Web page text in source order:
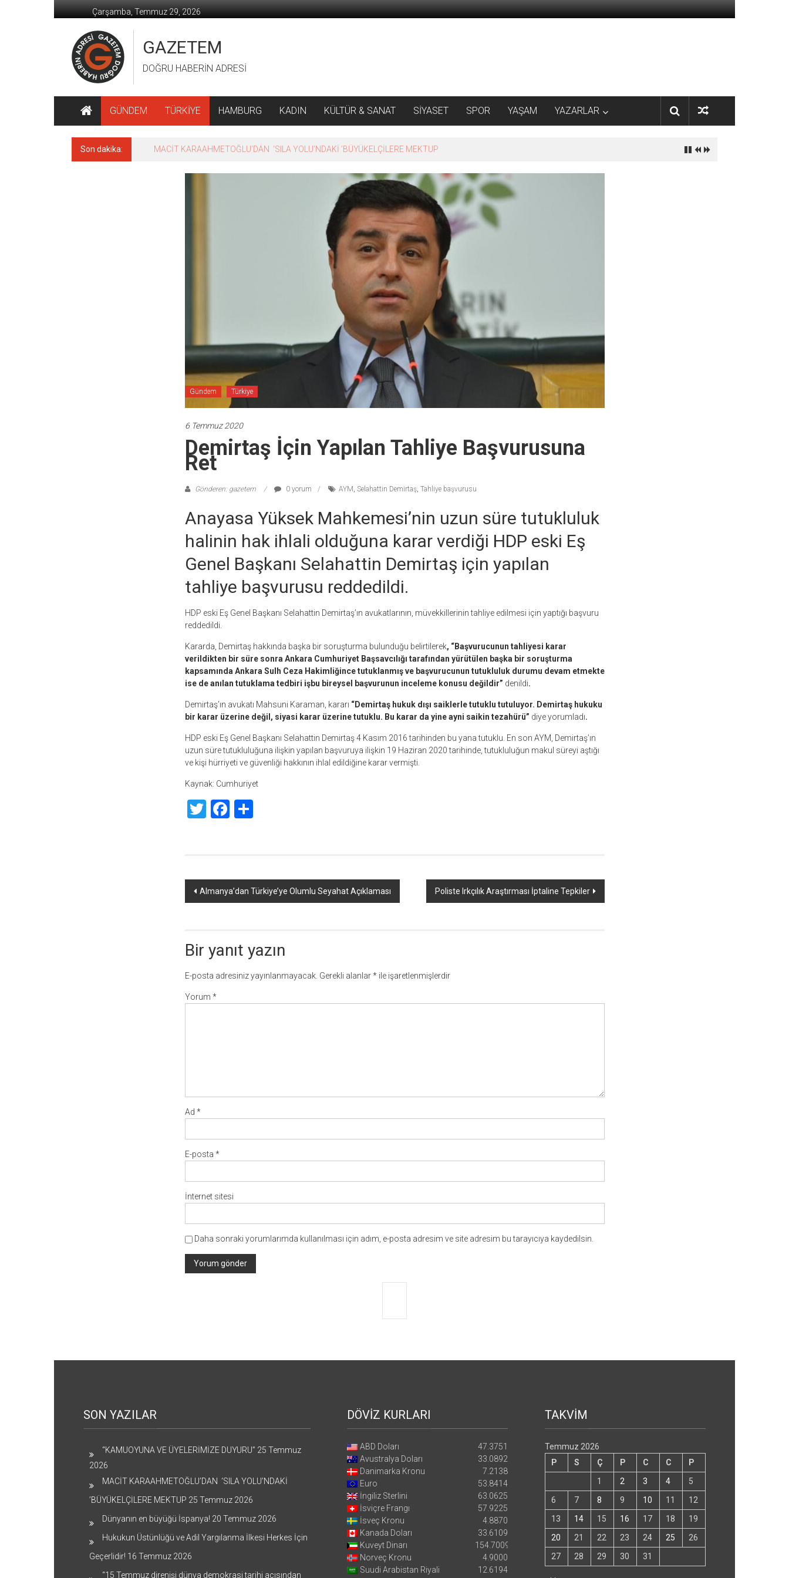
geç
Çarşamba, Temmuz 29, 2026
GAZETEM
DOĞRU HABERİN ADRESİ
GÜNDEM TÜRKİYE HAMBURG KADIN KÜLTÜR & SANAT SİYASET SPOR YAŞAM YAZARLAR
Son dakika: MACİT KARAAHMETOĞLU’DAN ‘SILA YOLU’NDAKİ ’BÜYÜKELÇİLERE MEKTUP
Gündem Türkiye
6 Temmuz 2020
Demirtaş İçin Yapılan Tahliye Başvurusuna
Ret
Gönderen: gazetem 0 yorum AYM, Selahattin Demirtaş, Tahliye başvurusu
Anayasa Yüksek Mahkemesi’nin uzun süre tutukluluk
halinin hak ihlali olduğuna karar verdiği HDP eski Eş
Genel Başkanı Selahattin Demirtaş için yapılan
tahliye başvurusu reddedildi.
HDP eski Eş Genel Başkanı Selahattin Demirtaş’ın avukatlarının, müvekkillerinin tahliye edilmesi için yaptığı başvuru
reddedildi.
Kararda, Demirtaş hakkında başka bir soruşturma bulunduğu belirtilerek, “Başvurucunun tahliyesi karar
verildikten bir süre sonra Ankara Cumhuriyet Başsavcılığı tarafından yürütülen başka bir soruşturma
kapsamında Ankara Sulh Ceza Hakimliğince tutuklanmış ve başvurucunun tutukluluk durumu devam etmekte
ise de anılan tutuklama tedbiri işbu bireysel başvurunun inceleme konusu değildir” denildi.
Demirtaş’ın avukatı Mahsuni Karaman, kararı “Demirtaş hukuk dışı saiklerle tutuklu tutuluyor. Demirtaş hukuku
bir karar üzerine değil, siyasi karar üzerine tutuklu. Bu karar da yine ayni saikin tezahürü” diye yorumladı.
HDP eski Eş Genel Başkanı Selahattin Demirtaş 4 Kasım 2016 tarihinden bu yana tutuklu. En son AYM, Demirtaş’ın
uzun süre tutukluluğuna ilişkin yapılan başvuruya ilişkin 19 Haziran 2020 tarihinde, tutukluluğun makul süreyi aştığı
ve kişi hürriyeti ve güvenliği hakkının ihlal edildiğine karar vermişti.
Kaynak: Cumhuriyet
TwitterFacebook
Share
Yazı
Almanya’dan Türkiye’ye Olumlu Seyahat Açıklaması Poliste Irkçılık Araştırması İptaline Tepkiler
Bir yanıt yazın
E-posta adresiniz yayınlanmayacak. Gerekli alanlar*ile işaretlenmişlerdir
Yorum *
Ad *
E-posta *
İnternet sitesi
Daha sonraki yorumlarımda kullanılması için adım, e-posta adresim ve site adresim bu tarayıcıya kaydedilsin.
SON YAZILAR
“KAMUOYUNA VE ÜYELERİMİZE DUYURU” 25 Temmuz
2026
MACİT KARAAHMETOĞLU’DAN ‘SILA YOLU’NDAKİ
’BÜYÜKELÇİLERE MEKTUP 25 Temmuz 2026
Dünyanın en büyüğü İspanya! 20 Temmuz 2026
Hukukun Üstünlüğü ve Adil Yargılanma İlkesi Herkes İçin
Geçerlidir! 16 Temmuz 2026
“15 Temmuz direnişi dünya demokrasi tarihi açısından
DÖVİZ KURLARI
ABD Doları
47.3751
Avustralya Doları
33.0892
Danimarka Kronu
7.2138
Euro
53.8414
İngiliz Sterlini
63.0625
İsviçre Frangı
57.9225
İsveç Kronu
4.8870
Kanada Doları
33.6109
Kuveyt Dinarı
154.7009
Norveç Kronu
4.9000
Suudi Arabistan Riyali
12.6194
TAKVİM
Temmuz 2026
P
S Ç P C C
P
1
2 3 4
5
6
7 8 9 10 11
12
13
14 15 16 17 18
19
20
21 22 23 24 25
26
27
28 29 30 31